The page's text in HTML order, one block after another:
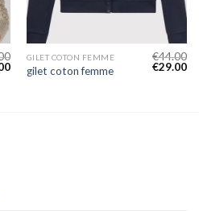
GILET COTON FEMME
gilet coton femme
€44.00
€29.00